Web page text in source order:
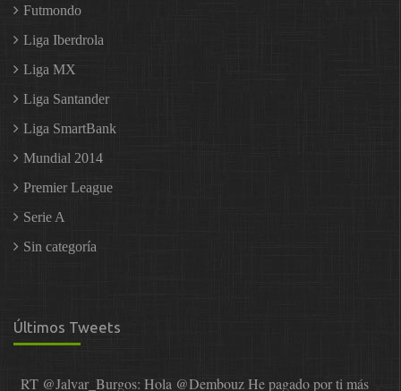
Futmondo
Liga Iberdrola
Liga MX
Liga Santander
Liga SmartBank
Mundial 2014
Premier League
Serie A
Sin categoría
Últimos Tweets
RT @Jalvar_Burgos: Hola @DembouzHe pagado por ti más